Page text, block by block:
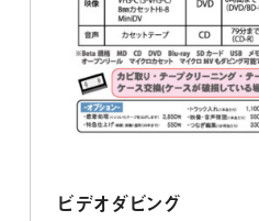
ビデオダビング